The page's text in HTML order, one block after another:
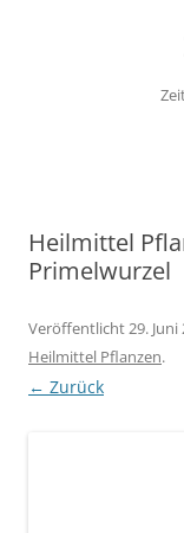
Heilmittel
Primelwurzel
Veröffentlicht29. Juni
Heilmittel Pflanzen.
← Zurück